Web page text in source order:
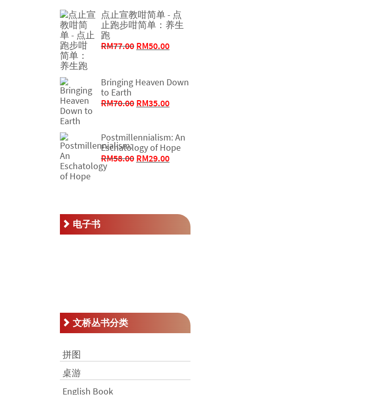
点止宣教咁简单 - 点
止跑步咁简单：养生
跑
RM77.00 原
RM77.00。
RM50.00当
格
RM50.00。
Bringing Heaven Down
to Earth
RM70.00 原
RM70.00。
RM35.00当
格
为：
RM35.00。
Postmillennialism: An
Eschatology of Hope
RM58.00 原
RM29.00当
RM29.00。
电子书
文桥丛书分类
拼图
桌游
English Book